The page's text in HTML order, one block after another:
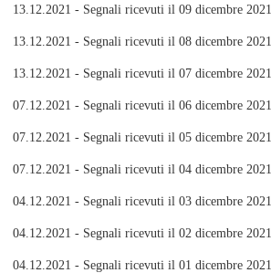
13.12.2021 - Segnali ricevuti il 09 dicembre 2021
13.12.2021 - Segnali ricevuti il 08 dicembre 2021
13.12.2021 - Segnali ricevuti il 07 dicembre 2021
07.12.2021 - Segnali ricevuti il 06 dicembre 2021
07.12.2021 - Segnali ricevuti il 05 dicembre 2021
07.12.2021 - Segnali ricevuti il 04 dicembre 2021
04.12.2021 - Segnali ricevuti il 03 dicembre 2021
04.12.2021 - Segnali ricevuti il 02 dicembre 2021
04.12.2021 - Segnali ricevuti il 01 dicembre 2021